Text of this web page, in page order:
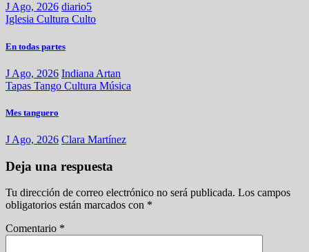
J Ago, 2026 diario5
Iglesia Cultura Culto
En todas partes
J Ago, 2026 Indiana Artan
Tapas Tango Cultura Música
Mes tanguero
J Ago, 2026 Clara Martínez
Deja una respuesta
Tu dirección de correo electrónico no será publicada. Los campos
obligatorios están marcados con *
Comentario *